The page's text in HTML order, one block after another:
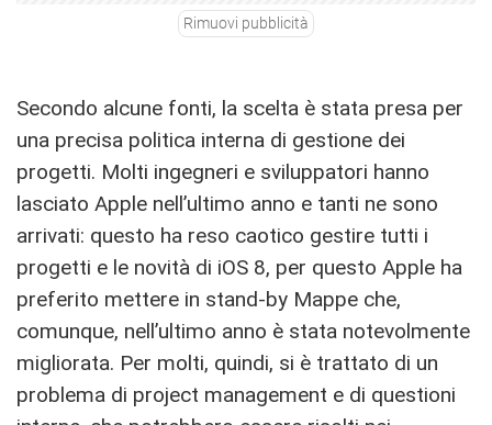
Rimuovi pubblicità
Secondo alcune fonti, la scelta è stata presa per
una precisa politica interna di gestione dei
progetti. Molti ingegneri e sviluppatori hanno
lasciato Apple nell’ultimo anno e tanti ne sono
arrivati: questo ha reso caotico gestire tutti i
progetti e le novità di iOS 8, per questo Apple ha
preferito mettere in stand-by Mappe che,
comunque, nell’ultimo anno è stata notevolmente
migliorata. Per molti, quindi, si è trattato di un
problema di project management e di questioni